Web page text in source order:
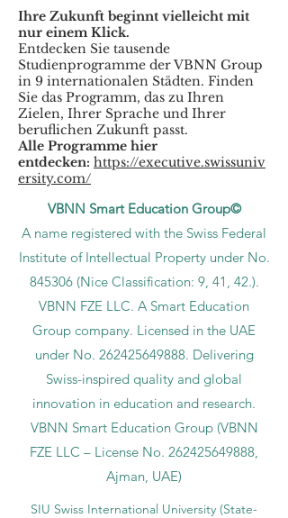
Ihre Zukunft beginnt vielleicht mit
nur einem Klick.
Entdecken Sie tausende
Studienprogramme der VBNN Group
in 9 internationalen Städten. Finden
Sie das Programm, das zu Ihren
Zielen, Ihrer Sprache und Ihrer
beruflichen Zukunft passt.
Alle Programme hier
entdecken: https://executive.swissuniv
ersity.com/
VBNN Smart Education Group©
A name registered with the Swiss Federal
Institute of Intellectual Property under No.
845306 (Nice Classification: 9, 41, 42.).
VBNN FZE LLC. A Smart Education
Group company. Licensed in the UAE
under No. 262425649888. Delivering
Swiss-inspired quality and global
innovation in education and research.
VBNN Smart Education Group (VBNN
FZE LLC – License No. 262425649888,
Ajman, UAE)
SIU Swiss International University (State-